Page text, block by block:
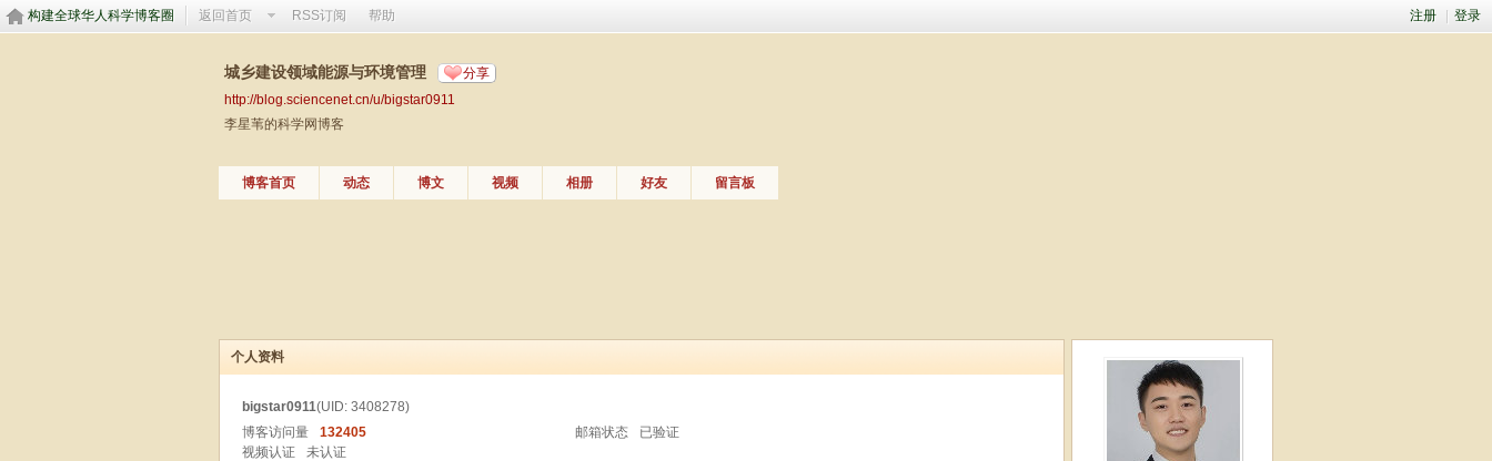
注册 登录
构建全球华人科学博客圈 返回首页 RSS订阅 帮助
城乡建设领域能源与环境管理 分享
http://blog.sciencenet.cn/u/bigstar0911
李星苇的科学网博客
博客首页 动态 博文 视频 相册 好友 留言板
个人资料
bigstar0911(UID: 3408278)
博客访问量
132405 邮箱状态
已验证
视频认证
未认证